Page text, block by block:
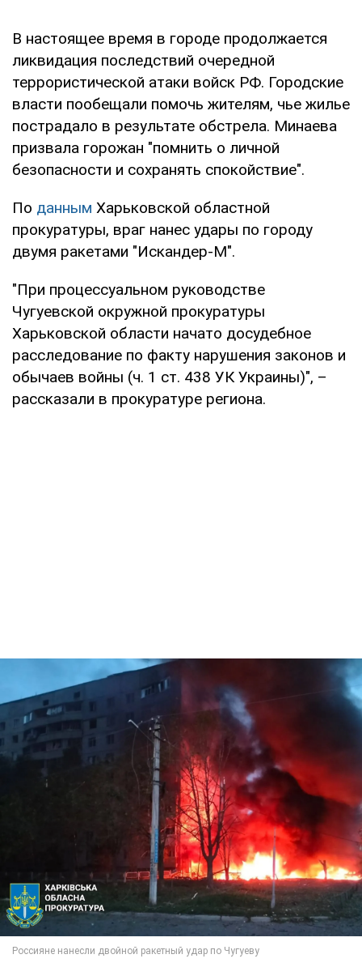
В настоящее время в городе продолжается
ликвидация последствий очередной
террористической атаки войск РФ. Городские
власти пообещали помочь жителям, чье жилье
пострадало в результате обстрела. Минаева
призвала горожан "помнить о личной
безопасности и сохранять спокойствие".
По данным Харьковской областной
прокуратуры, враг нанес удары по городу
двумя ракетами "Искандер-М".
"При процессуальном руководстве
Чугуевской окружной прокуратуры
Харьковской области начато досудебное
расследование по факту нарушения законов и
обычаев войны (ч. 1 ст. 438 УК Украины)", –
рассказали в прокуратуре региона.